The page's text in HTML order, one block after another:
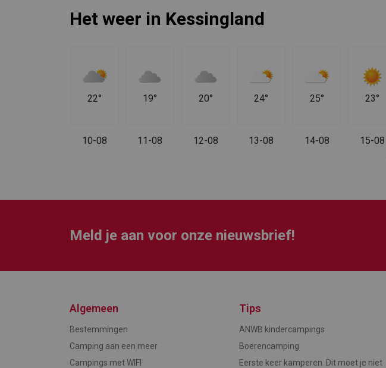
Het weer in Kessingland
22°
10-08
19°
11-08
20°
12-08
24°
13-08
25°
14-08
23°
15-08
Meld je aan voor onze nieuwsbrief!
Algemeen
Bestemmingen
Camping aan een meer
Campings met WIFI
Tips
ANWB kindercampings
Boerencamping
Eerste keer kamperen. Dit moet je niet